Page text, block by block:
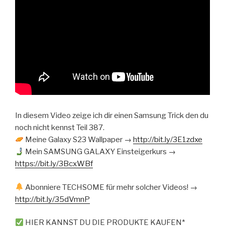
In diesem Video zeige ich dir einen Samsung Trick den du
noch nicht kennst Teil 387.
Meine Galaxy S23 Wallpaper → http://bit.ly/3E1zdxe
Mein SAMSUNG GALAXY Einsteigerkurs →
https://bit.ly/3BcxWBf
Abonniere TECHSOME für mehr solcher Videos! →
http://bit.ly/35dVmnP
HIER KANNST DU DIE PRODUKTE KAUFEN*